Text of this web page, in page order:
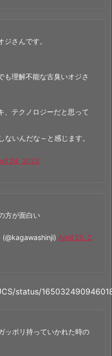
さんです。
も理解不能な古臭いオジさ
、テクノロジーだと思って
いんだな～と感じます。
24, 2023
方が面白い
April 23, 2
status/
ッポリ持っていかれた時の